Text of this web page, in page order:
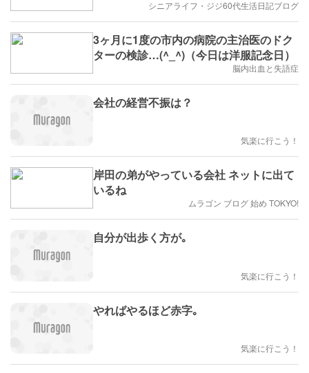
シニアライフ・ジジ60代生活日記ブログ
3ヶ月に1度の市内の病院の主治医のドク
ターの検診…(^_^)（今日は洋服記念日）
脳内出血と失語症
会社の経営不振は？
気楽に行こう！
岸田の弟がやっている会社 ネットに出て
いるね
ムラゴン ブログ 始め TOKYO!
自分が出歩く方が｡
気楽に行こう！
やればやるほど赤字｡
気楽に行こう！